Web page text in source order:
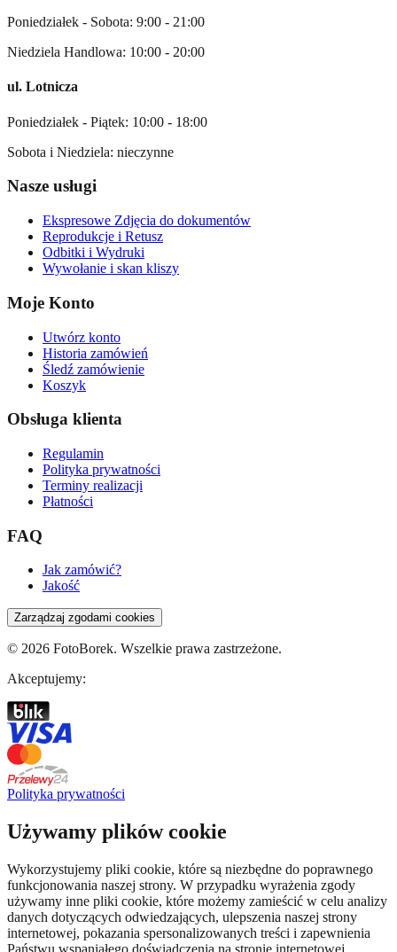
Poniedziałek - Sobota: 9:00 - 21:00
Niedziela Handlowa: 10:00 - 20:00
ul. Lotnicza
Poniedziałek - Piątek: 10:00 - 18:00
Sobota i Niedziela: nieczynne
Nasze usługi
Ekspresowe Zdjęcia do dokumentów
Reprodukcje i Retusz
Odbitki i Wydruki
Wywołanie i skan kliszy
Moje Konto
Utwórz konto
Historia zamówień
Śledź zamówienie
Koszyk
Obsługa klienta
Regulamin
Polityka prywatności
Terminy realizacji
Płatności
FAQ
Jak zamówić?
Jakość
Zarządzaj zgodami cookies
© 2026 FotoBorek. Wszelkie prawa zastrzeżone.
Akceptujemy:
Polityka prywatności
Używamy plików cookie
Wykorzystujemy pliki cookie, które są niezbędne do poprawnego
funkcjonowania naszej strony. W przypadku wyrażenia zgody
używamy inne pliki cookie, które możemy zamieścić w celu analizy
danych dotyczących odwiedzających, ulepszenia naszej strony
internetowej, pokazania spersonalizowanych treści i zapewnienia